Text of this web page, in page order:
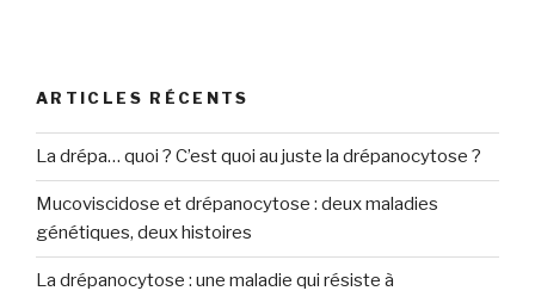
ARTICLES RÉCENTS
La drépa… quoi ? C’est quoi au juste la drépanocytose ?
Mucoviscidose et drépanocytose : deux maladies
génétiques, deux histoires
La drépanocytose : une maladie qui résiste à